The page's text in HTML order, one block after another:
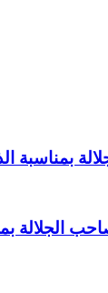
27 لعيد العرش
صاحب